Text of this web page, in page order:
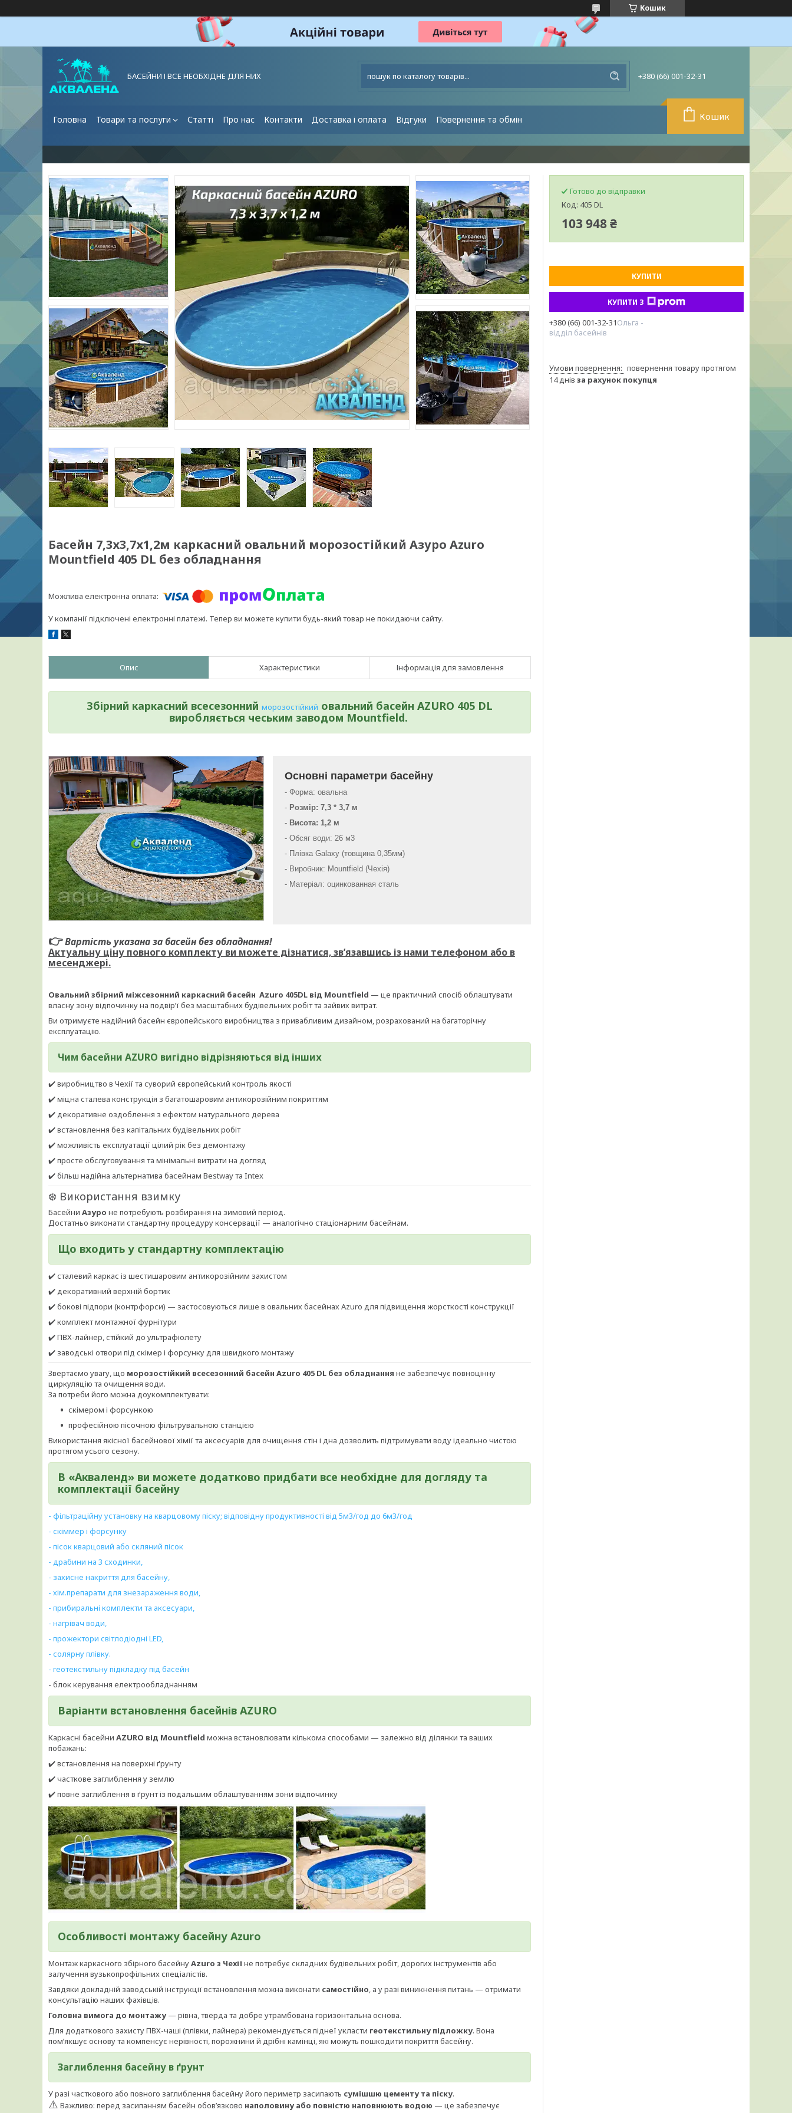
Кошик
БАСЕЙНИ І ВСЕ НЕОБХІДНЕ ДЛЯ НИХ +380 (66) 001-32-31
Головна Товари та послуги Статті Про нас Контакти Доставка і оплата Відгуки Повернення та обмін Кошик
Басейн 7,3х3,7х1,2м каркасний овальний морозостійкий Азуро Azuro
Mountfield 405 DL без обладнання
У компанії підключені електронні платежі. Тепер ви можете купити будь-який товар не покидаючи сайту.
Опис Характеристики Інформація для замовлення
Збірний каркасний всесезонний морозостійкий овальний басейн AZURO 405 DL
виробляється чеським заводом Mountfield.
Основні параметри басейну
- Форма: овальна
- Розмір: 7,3 * 3,7 м
- Висота: 1,2 м
- Обсяг води: 26 м3
- Плівка Galaxy (товщина 0,35мм)
- Виробник: Mountfield (Чехія)
- Матеріал: оцинкованная сталь
👉Вартість указана за басейн без обладнання!
Актуальну ціну повного комплекту ви можете дізнатися, зв’язавшись із нами телефоном або в
месенджері.
Овальний збірний міжсезонний каркасний басейн Azuro 405DL від Mountfield — це практичний спосіб облаштувати
власну зону відпочинку на подвір’ї без масштабних будівельних робіт та зайвих витрат.
Ви отримуєте надійний басейн європейського виробництва з привабливим дизайном, розрахований на багаторічну
експлуатацію.
Чим басейни AZURO вигідно відрізняються від інших
✔️ виробництво в Чехії та суворий європейський контроль якості
✔️ міцна сталева конструкція з багатошаровим антикорозійним покриттям
✔️ декоративне оздоблення з ефектом натурального дерева
✔️ встановлення без капітальних будівельних робіт
✔️ можливість експлуатації цілий рік без демонтажу
✔️ просте обслуговування та мінімальні витрати на догляд
✔️ більш надійна альтернатива басейнам Bestway та Intex
❄️ Використання взимку
Басейни Азуро не потребують розбирання на зимовий період.
Достатньо виконати стандартну процедуру консервації — аналогічно стаціонарним басейнам.
Що входить у стандартну комплектацію
✔️ сталевий каркас із шестишаровим антикорозійним захистом
✔️ декоративний верхній бортик
✔️ бокові підпори (контрфорси) — застосовуються лише в овальних басейнах Azuro для підвищення жорсткості конструкції
✔️ комплект монтажної фурнітури
✔️ ПВХ-лайнер, стійкий до ультрафіолету
✔️ заводські отвори під скімер і форсунку для швидкого монтажу
Звертаємо увагу, що морозостійкий всесезонний басейн Azuro 405 DL без обладнання не забезпечує повноцінну
циркуляцію та очищення води.
За потреби його можна доукомплектувати:
скімером і форсункою
професійною пісочною фільтрувальною станцією
Використання якісної басейнової хімії та аксесуарів для очищення стін і дна дозволить підтримувати воду ідеально чистою
протягом усього сезону.
В «Акваленд» ви можете додатково придбати все необхідне для догляду та
комплектації басейну
- фільтраційну установку на кварцовому піску; відповідну продуктивності від 5м3/год до 6м3/год
- скіммер і форсунку
- пісок кварцовий або скляний пісок
- драбини на 3 сходинки,
- захисне накриття для басейну,
- хім.препарати для знезараження води,
- прибиральні комплекти та аксесуари,
- нагрівач води,
- прожектори світлодіодні LED,
- солярну плівку.
- геотекстильну підкладку під басейн
- блок керування електрообладнанням
Варіанти встановлення басейнів AZURO
Каркасні басейни AZURO від Mountfield можна встановлювати кількома способами — залежно від ділянки та ваших
побажань:
✔️ встановлення на поверхні ґрунту
✔️ часткове заглиблення у землю
✔️ повне заглиблення в ґрунт із подальшим облаштуванням зони відпочинку
Особливості монтажу басейну Azuro
Монтаж каркасного збірного басейнуAzuro з Чехіїне потребує складних будівельних робіт, дорогих інструментів або
залучення вузькопрофільних спеціалістів.
Завдяки докладній заводській інструкції встановлення можна виконати самостійно, а у разі виникнення питань — отримати
консультацію наших фахівців.
Головна вимога до монтажу — рівна, тверда та добре утрамбована горизонтальна основа.
Для додаткового захисту ПВХ-чаші (плівки, лайнера) рекомендується піднеї укласти геотекстильну підложку. Вона
пом’якшує основу та компенсує нерівності, порожнини й дрібні камінці, які можуть пошкодити покриття басейну.
Заглиблення басейну в ґрунт
У разі часткового або повного заглиблення басейну його периметр засипають сумішшю цементу та піску.
⚠️ Важливо: перед засипанням басейн обов’язково наполовину або повністю наповнюють водою — це забезпечує
Готово до відправки
Код: 405 DL
103 948 ₴
КУПИТИ
КУПИТИ З
+380 (66) 001-32-31Ольга -
відділ басейнів
повернення товару протягом
14 днів за рахунок покупця